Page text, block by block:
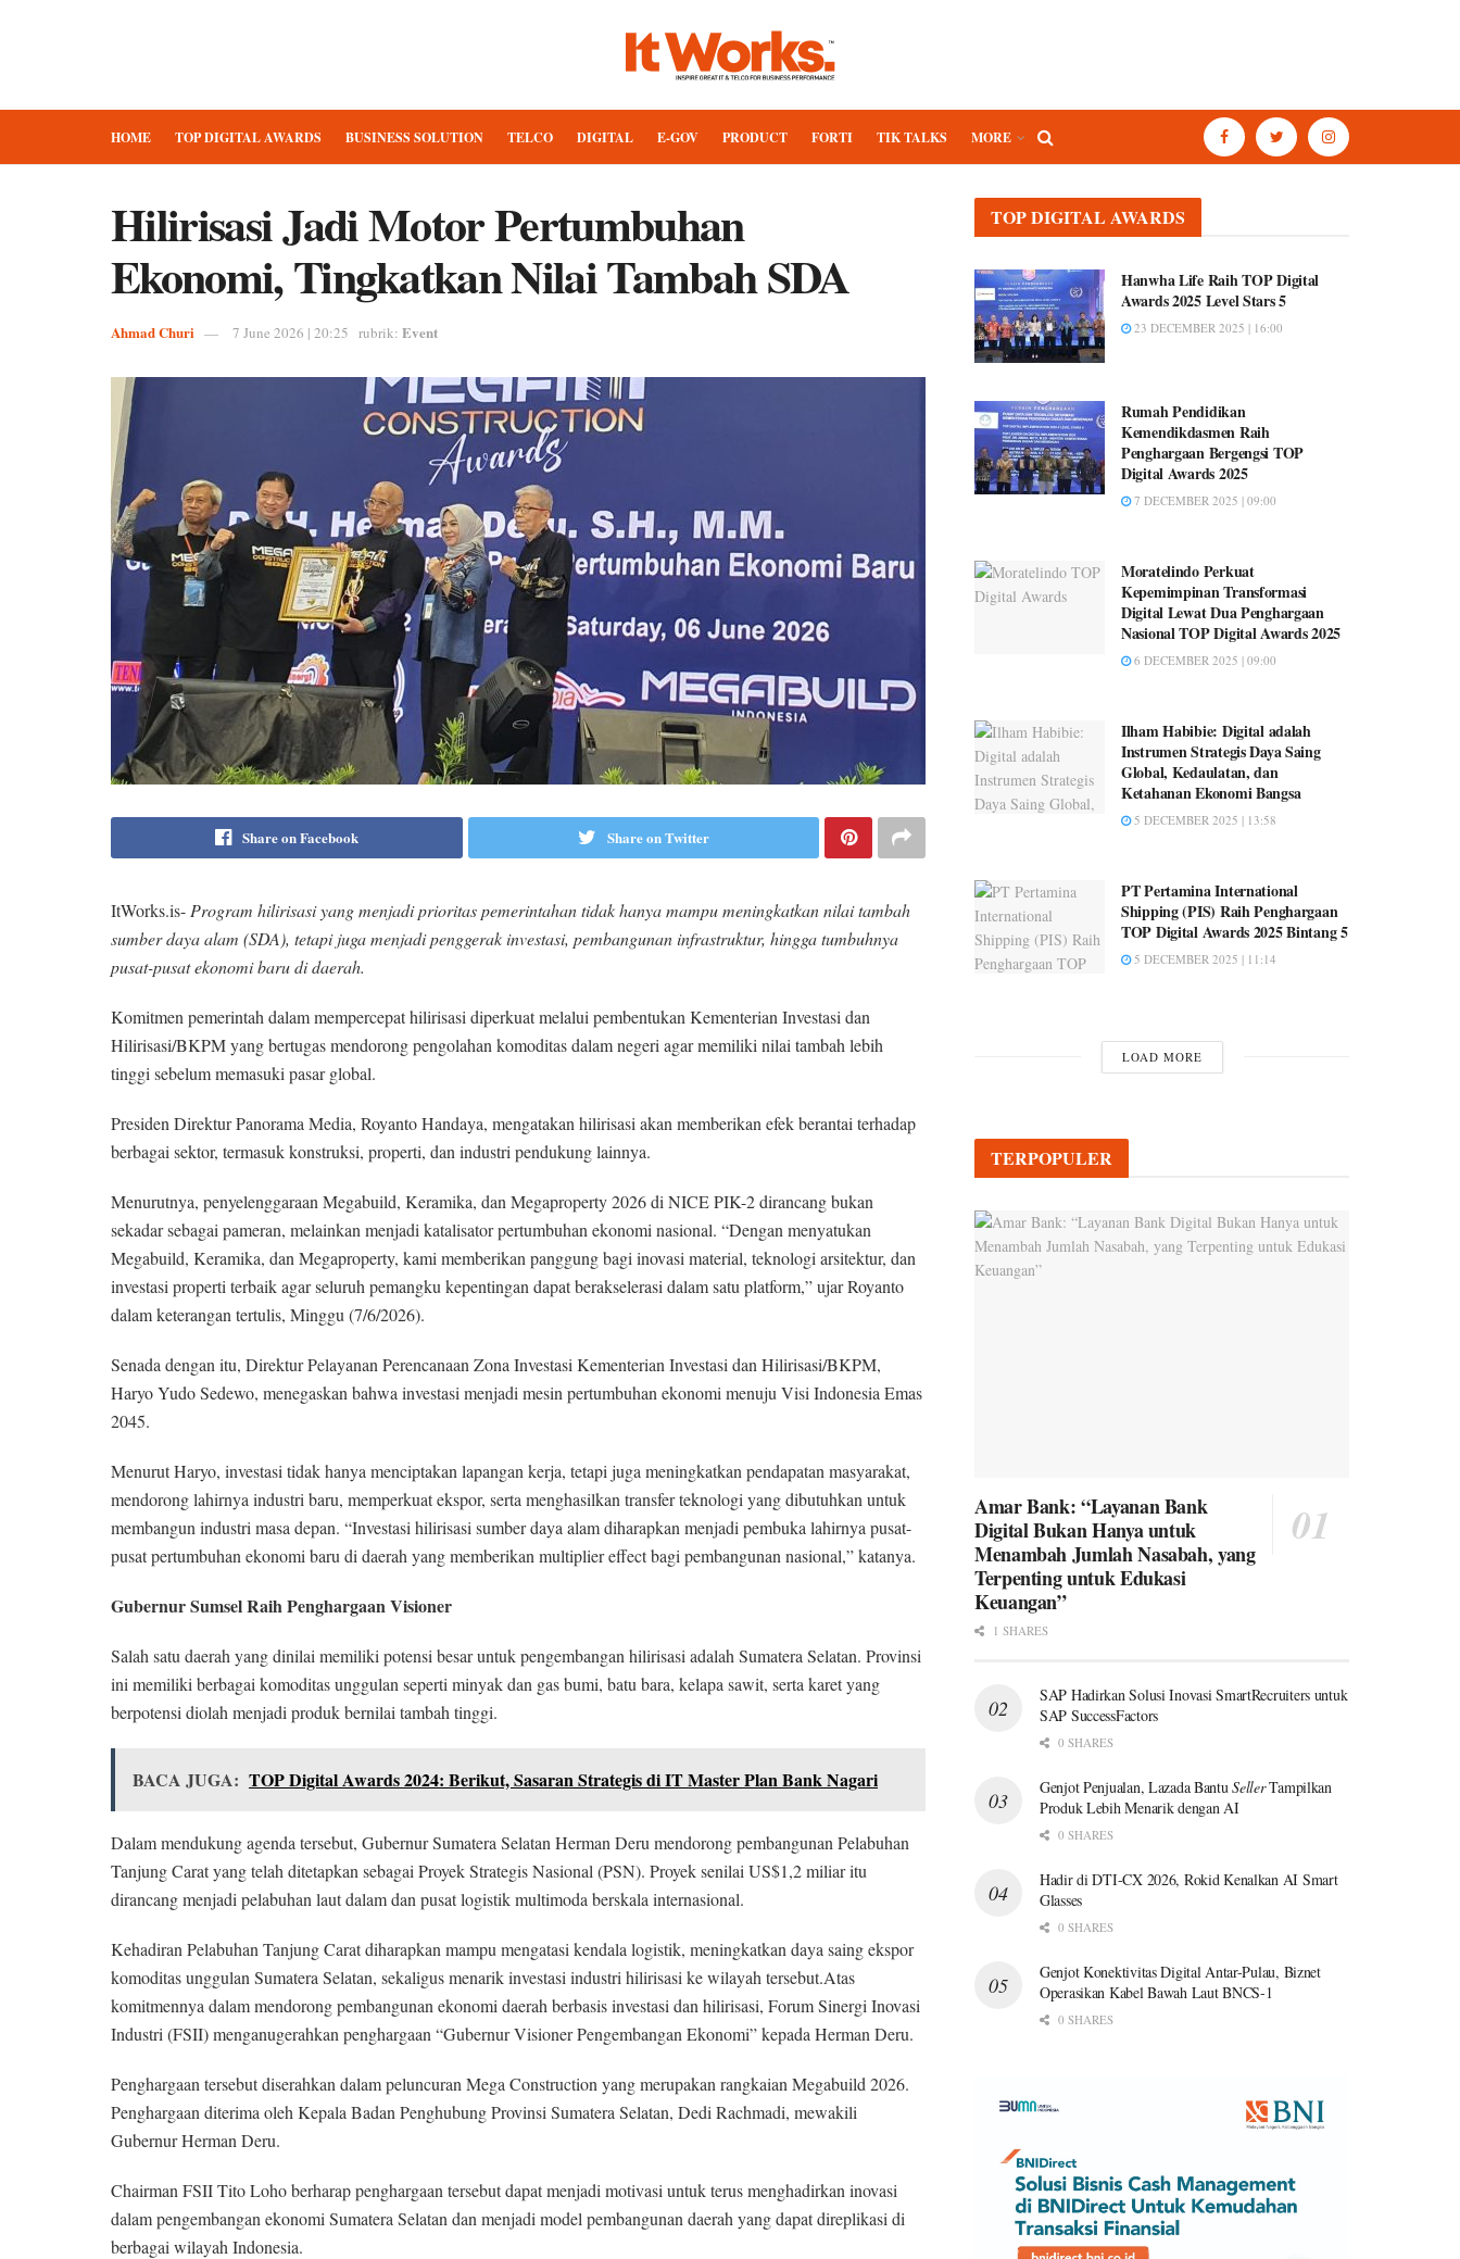
HOME TOP DIGITAL AWARDS BUSINESS SOLUTION TELCO DIGITAL E-GOV PRODUCT FORTI TIK TALKS MORE
Hilirisasi Jadi Motor Pertumbuhan
Ekonomi, Tingkatkan Nilai Tambah SDA
Ahmad Churi 7 June 2026 | 20:25 rubrik: Event
Share on Facebook Share on Twitter
ItWorks.is- Program hilirisasi yang menjadi prioritas pemerintahan tidak hanya mampu meningkatkan nilai tambah
sumber daya alam (SDA), tetapi juga menjadi penggerak investasi, pembangunan infrastruktur, hingga tumbuhnya
pusat-pusat ekonomi baru di daerah.
Komitmen pemerintah dalam mempercepat hilirisasi diperkuat melalui pembentukan Kementerian Investasi dan
Hilirisasi/BKPM yang bertugas mendorong pengolahan komoditas dalam negeri agar memiliki nilai tambah lebih
tinggi sebelum memasuki pasar global.
Presiden Direktur Panorama Media, Royanto Handaya, mengatakan hilirisasi akan memberikan efek berantai terhadap
berbagai sektor, termasuk konstruksi, properti, dan industri pendukung lainnya.
Menurutnya, penyelenggaraan Megabuild, Keramika, dan Megaproperty 2026 di NICE PIK-2 dirancang bukan
sekadar sebagai pameran, melainkan menjadi katalisator pertumbuhan ekonomi nasional. “Dengan menyatukan
Megabuild, Keramika, dan Megaproperty, kami memberikan panggung bagi inovasi material, teknologi arsitektur, dan
investasi properti terbaik agar seluruh pemangku kepentingan dapat berakselerasi dalam satu platform,” ujar Royanto
dalam keterangan tertulis, Minggu (7/6/2026).
Senada dengan itu, Direktur Pelayanan Perencanaan Zona Investasi Kementerian Investasi dan Hilirisasi/BKPM,
Haryo Yudo Sedewo, menegaskan bahwa investasi menjadi mesin pertumbuhan ekonomi menuju Visi Indonesia Emas
2045.
Menurut Haryo, investasi tidak hanya menciptakan lapangan kerja, tetapi juga meningkatkan pendapatan masyarakat,
mendorong lahirnya industri baru, memperkuat ekspor, serta menghasilkan transfer teknologi yang dibutuhkan untuk
membangun industri masa depan. “Investasi hilirisasi sumber daya alam diharapkan menjadi pembuka lahirnya pusat-
pusat pertumbuhan ekonomi baru di daerah yang memberikan multiplier effect bagi pembangunan nasional,” katanya.
Gubernur Sumsel Raih Penghargaan Visioner
Salah satu daerah yang dinilai memiliki potensi besar untuk pengembangan hilirisasi adalah Sumatera Selatan. Provinsi
ini memiliki berbagai komoditas unggulan seperti minyak dan gas bumi, batu bara, kelapa sawit, serta karet yang
berpotensi diolah menjadi produk bernilai tambah tinggi.
BACA JUGA: TOP Digital Awards 2024: Berikut, Sasaran Strategis di IT Master Plan Bank Nagari
Dalam mendukung agenda tersebut, Gubernur Sumatera Selatan Herman Deru mendorong pembangunan Pelabuhan
Tanjung Carat yang telah ditetapkan sebagai Proyek Strategis Nasional (PSN). Proyek senilai US$1,2 miliar itu
dirancang menjadi pelabuhan laut dalam dan pusat logistik multimoda berskala internasional.
Kehadiran Pelabuhan Tanjung Carat diharapkan mampu mengatasi kendala logistik, meningkatkan daya saing ekspor
komoditas unggulan Sumatera Selatan, sekaligus menarik investasi industri hilirisasi ke wilayah tersebut.Atas
komitmennya dalam mendorong pembangunan ekonomi daerah berbasis investasi dan hilirisasi, Forum Sinergi Inovasi
Industri (FSII) menganugerahkan penghargaan “Gubernur Visioner Pengembangan Ekonomi” kepada Herman Deru.
Penghargaan tersebut diserahkan dalam peluncuran Mega Construction yang merupakan rangkaian Megabuild 2026.
Penghargaan diterima oleh Kepala Badan Penghubung Provinsi Sumatera Selatan, Dedi Rachmadi, mewakili
Gubernur Herman Deru.
Chairman FSII Tito Loho berharap penghargaan tersebut dapat menjadi motivasi untuk terus menghadirkan inovasi
dalam pengembangan ekonomi Sumatera Selatan dan menjadi model pembangunan daerah yang dapat direplikasi di
berbagai wilayah Indonesia.
TOP DIGITAL AWARDS
Hanwha Life Raih TOP Digital
Awards 2025 Level Stars 5
23 DECEMBER 2025 | 16:00
Rumah Pendidikan
Kemendikdasmen Raih
Penghargaan Bergengsi TOP
Digital Awards 2025
7 DECEMBER 2025 | 09:00
Moratelindo Perkuat
Kepemimpinan Transformasi
Digital Lewat Dua Penghargaan
Nasional TOP Digital Awards 2025
6 DECEMBER 2025 | 09:00
Ilham Habibie: Digital adalah
Instrumen Strategis Daya Saing
Global, Kedaulatan, dan
Ketahanan Ekonomi Bangsa
5 DECEMBER 2025 | 13:58
PT Pertamina International
Shipping (PIS) Raih Penghargaan
TOP Digital Awards 2025 Bintang 5
5 DECEMBER 2025 | 11:14
LOAD MORE
TERPOPULER
Amar Bank: “Layanan Bank
Digital Bukan Hanya untuk
Menambah Jumlah Nasabah, yang
Terpenting untuk Edukasi
Keuangan”
1 SHARES
SAP Hadirkan Solusi Inovasi SmartRecruiters untuk
SAP SuccessFactors
0 SHARES
Genjot Penjualan, Lazada BantuSellerTampilkan
Produk Lebih Menarik dengan AI
0 SHARES
Hadir di DTI-CX 2026, Rokid Kenalkan AI Smart
Glasses
0 SHARES
Genjot Konektivitas Digital Antar-Pulau, Biznet
Operasikan Kabel Bawah Laut BNCS-1
0 SHARES